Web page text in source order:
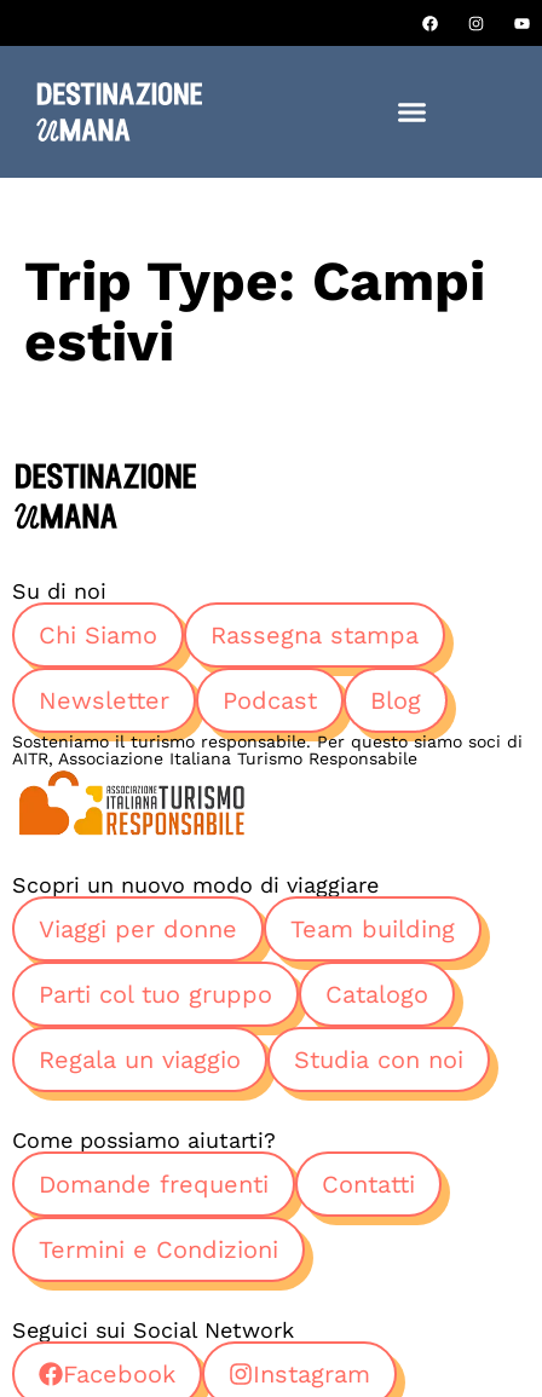
Trip Type: Campi
estivi
Su di noi
Chi Siamo Rassegna stampa
Newsletter Podcast Blog
Sosteniamo il turismo responsabile. Per questo siamo soci di
AITR, Associazione Italiana Turismo Responsabile
Scopri un nuovo modo di viaggiare
Viaggi per donne Team building
Parti col tuo gruppo Catalogo
Regala un viaggio Studia con noi
Come possiamo aiutarti?
Domande frequenti Contatti
Termini e Condizioni
Seguici sui Social Network
Facebook Instagram